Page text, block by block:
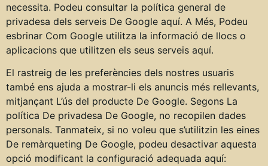
necessita. Podeu consultar la política general de
privadesa dels serveis De Google aquí. A Més, Podeu
esbrinar Com Google utilitza la informació de llocs o
aplicacions que utilitzen els seus serveis aquí.
El rastreig de les preferències dels nostres usuaris
també ens ajuda a mostrar-li els anuncis més rellevants,
mitjançant L’ús del producte De Google. Segons La
política De privadesa De Google, no recopilen dades
personals. Tanmateix, si no voleu que s’utilitzin les eines
De remàrqueting De Google, podeu desactivar aquesta
opció modificant la configuració adequada aquí: